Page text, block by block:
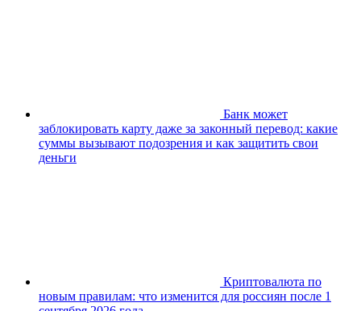
Банк может
заблокировать карту даже за законный перевод: какие
суммы вызывают подозрения и как защитить свои
деньги
Криптовалюта по
новым правилам: что изменится для россиян после 1